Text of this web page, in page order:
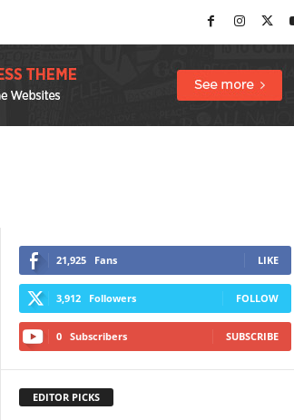
21,925 Fans LIKE
3,912 Followers FOLLOW
0 Subscribers SUBSCRIBE
EDITOR PICKS